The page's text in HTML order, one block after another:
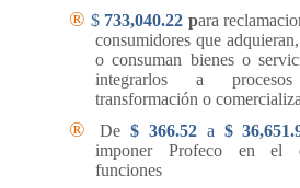
® $ 733,040.22 para
consumidores que
o consuman bienes o
integrarlos a
transformación o
® De$ 366.52 a $
imponer Profeco en el
funciones